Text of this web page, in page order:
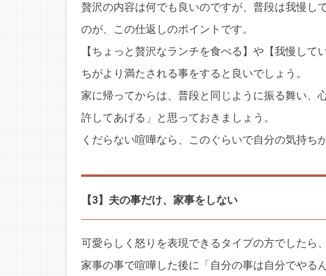
贅沢の内容は何でも良いのですが、普段は我慢し
のが、この仕返しのポイントです。
【ちょっと贅沢なランチを食べる】や【我慢し
ちがより満たされる事をすると良いでしょう。
家に帰ってからは、普段と同じように振る舞い、
許してあげる」と思っておきましょう。
くだらない喧嘩なら、このぐらいで自分の気持ち
【3】夫の事だけ、家事をしない
可愛らしく怒りを表現できるタイプの方でしたら
家事の事で喧嘩した後に「自分の事は自分でやる